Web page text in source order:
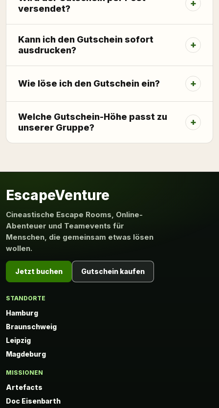
versendet?
Kann ich den Gutschein sofort
ausdrucken?
Wie löse ich den Gutschein ein?
Welche Gutschein-Höhe passt zu
unserer Gruppe?
EscapeVenture
Cineastische Escape Rooms, Online-
Abenteuer und Teamevents für
Menschen, die gemeinsam etwas lösen
wollen.
Jetzt buchen Gutschein kaufen
STANDORTE
Hamburg
Braunschweig
Leipzig
Magdeburg
MISSIONEN
Artefacts
Doc Eisenbarth